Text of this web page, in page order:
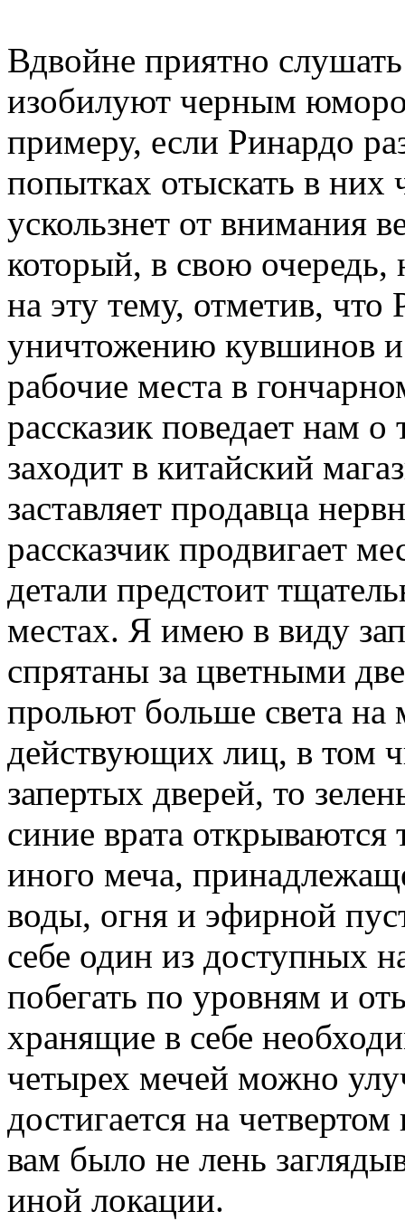
Вдвойне приятно
изобилуют черным
примеру, если Ринардо
попытках отыскать в них
ускользнет от внимания
который, в свою очередь,
на эту тему, отметив, что
уничтожению кувшинов и
рабочие места в
рассказик поведает нам
заходит в китайский
заставляет продавца
рассказчик продвигает
детали предстоит
местах. Я имею в виду
спрятаны за цветными
прольют больше света
действующих лиц, в том
запертых дверей, то
синие врата
иного меча,
воды, огня и эфирной
себе один из доступных
побегать по уровням и
хранящие в себе
четырех мечей можно
достигается на
вам было не лень
иной локации.